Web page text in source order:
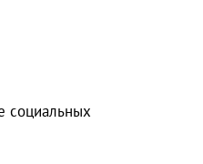
социальных